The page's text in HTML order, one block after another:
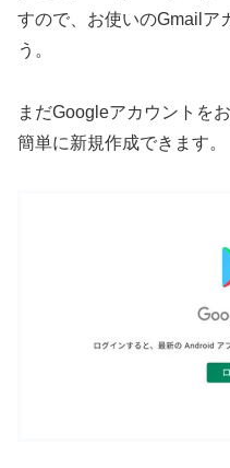
すので、お使いのGmailア
う。
まだGoogleアカウントを
簡単に新規作成できます。